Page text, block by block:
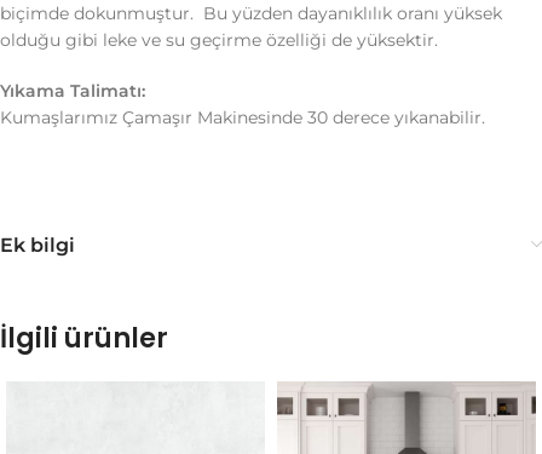
biçimde dokunmuştur. Bu yüzden dayanıklılık oranı yüksek
olduğu gibi leke ve su geçirme özelliği de yüksektir.
Yıkama Talimatı:
Kumaşlarımız Çamaşır Makinesinde 30 derece yıkanabilir.
Ek bilgi
İlgili ürünler